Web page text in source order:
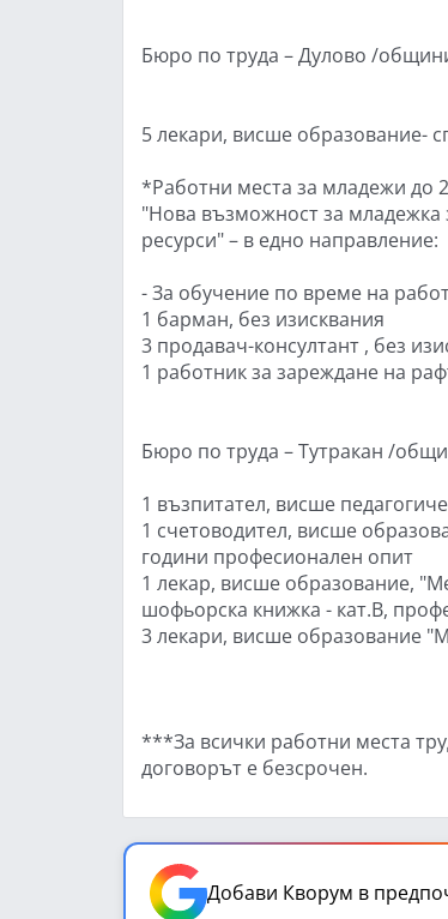
Бюро по труда – Дулово /
5 лекари, висше образование-
*Работни места за младежи до
"Нова възможност за
ресурси" – в едно направление:
- За обучение по време на
1 барман, без изисквания
3 продавач-консултант , без
1 работник за зареждане на
Бюро по труда – Тутракан /
1 възпитател, висше
1 счетоводител, висше
години професионален опит
1 лекар, висше образование,
шофьорска книжка - кат.B,
3 лекари, висше образование
***За всички работни места
договорът е безсрочен.
Добави Кворум в